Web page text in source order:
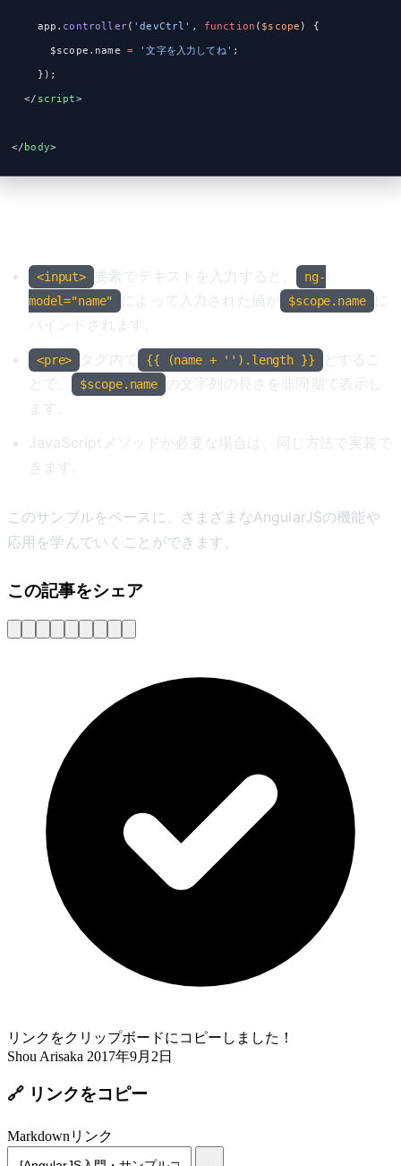
    app.
controller( 'devCtrl' , function ( $scope ) {
      $scope.name
= '文字を入力してね' ;
    });
  </
script>
</body>
<input> 要素でテキストを入力すると、
ng-
model="name"
によって入力された値が $scope.name に
バインドされます。
<pre> タグ内で {{ (name + '').length }} とするこ
とで、 $scope.name の文字列の長さを非同期で表示し
ます。
JavaScriptメソッドが必要な場合は、同じ方法で実装で
きます。
このサンプルをベースに、さまざまなAngularJSの機能や
応用を学んでいくことができます。
この記事をシェア
リンクをクリップボードにコピーしました！
Shou Arisaka 2017年9月2日
🔗 リンクをコピー
Markdownリンク